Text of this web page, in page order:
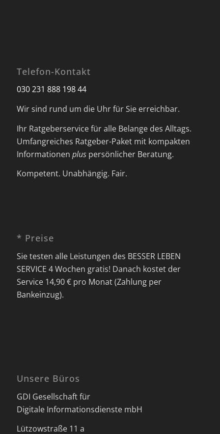
Telefon-Kontakt
030 231 888 198 44
Wir sind rund um die Uhr für Sie erreichbar.
Ihr Ratgeberservice für alle Belange des Alltags.
Umfangreiches Ratgeber-Paket mit kompakten
Informationen pluspersönlicher Beratung.
Kompetent. Unabhängig. Fair.
* Preise
Sie testen alle Leistungen des BESSER LEBEN
SERVICE 4 Wochen gratis! Danach kostet der
Service 14,90 € pro Monat (Zahlung per
Bankeinzug).
Unsere Büros
GDI Gesellschaft für
Digitale Informationsdienste mbH
Lützowstraße 11 a